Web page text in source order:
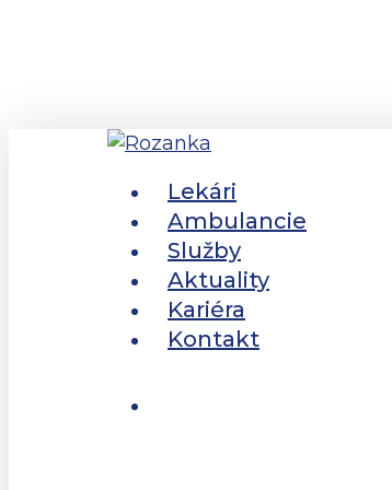
Menu
Lekári
Ambulancie
Služby
Aktuality
Kariéra
Kontakt